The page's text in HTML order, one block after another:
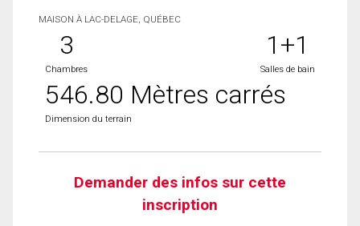
MAISON À LAC-DELAGE, QUÉBEC
3
Chambres
1+1
Salles de bain
546.80 Mètres carrés
Dimension du terrain
Demander des infos sur cette
inscription